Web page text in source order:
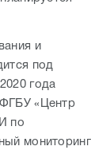
и
под
года
«Центр
по
мониторинг